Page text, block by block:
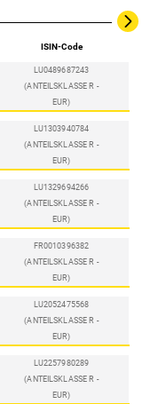
ISIN-Code
LU0489687243
(ANTEILSKLASSE R -
EUR)
LU1303940784
(ANTEILSKLASSE R -
EUR)
LU1329694266
(ANTEILSKLASSE R -
EUR)
FR0010396382
(ANTEILSKLASSE R -
EUR)
LU2052475568
(ANTEILSKLASSE R -
EUR)
LU2257980289
(ANTEILSKLASSE R -
EUR)